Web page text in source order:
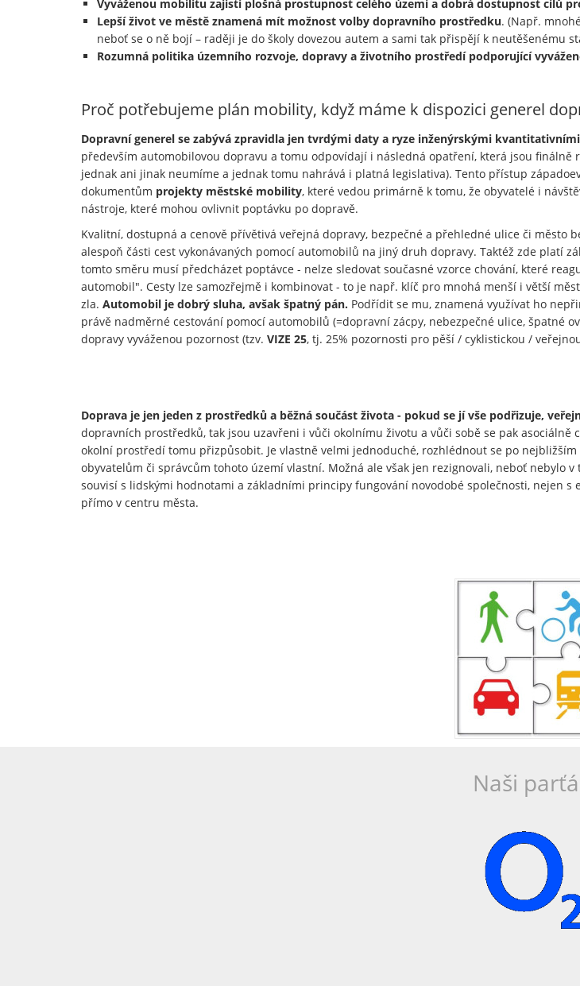
Vyváženou mobilitu zajistí plošná prostupnost celého území a dobrá dostupnost cílů
Lepší život ve městě znamená mít možnost volby dopravního prostředku. (Např.
neboť se o ně bojí – raději je do školy dovezou autem a sami tak přispějí k neutěšenému
Rozumná politika územního rozvoje, dopravy a životního prostředí podporující
Proč potřebujeme plán mobility, když máme k dispozici generel
Dopravní generel se zabývá zpravidla jen tvrdými daty a ryze inženýrskými
především automobilovou dopravu a tomu odpovídají i následná opatření, která jsou
jednak ani jinak neumíme a jednak tomu nahrává i platná legislativa). Tento přístup
dokumentům projekty městské mobility, které vedou primárně k tomu, že obyvatelé i
nástroje, které mohou ovlivnit poptávku po dopravě.
Kvalitní, dostupná a cenově přívětivá veřejná dopravy, bezpečné a přehledné ulice či město
alespoň části cest vykonávaných pomocí automobilů na jiný druh dopravy. Taktéž zde platí
tomto směru musí předcházet poptávce - nelze sledovat současné vzorce chování, které
automobil". Cesty lze samozřejmě i kombinovat - to je např. klíč pro mnohá menší i větší
zla. Automobil je dobrý sluha, avšak špatný pán. Podřídit se mu, znamená využívat ho
právě nadměrné cestování pomocí automobilů (=dopravní zácpy, nebezpečné ulice, špatné
dopravy vyváženou pozornost (tzv. VIZE 25, tj. 25% pozornosti pro pěší / cyklistickou /
Doprava je jen jeden z prostředků a běžná součást života - pokud se jí vše podřizuje,
dopravních prostředků, tak jsou uzavřeni i vůči okolnímu životu a vůči sobě se pak
okolní prostředí tomu přizpůsobit. Je vlastně velmi jednoduché, rozhlédnout se po
obyvatelům či správcům tohoto území vlastní. Možná ale však jen rezignovali, neboť nebylo
souvisí s lidskými hodnotami a základními principy fungování novodobé společnosti, nejen
přímo v centru města.
Naši